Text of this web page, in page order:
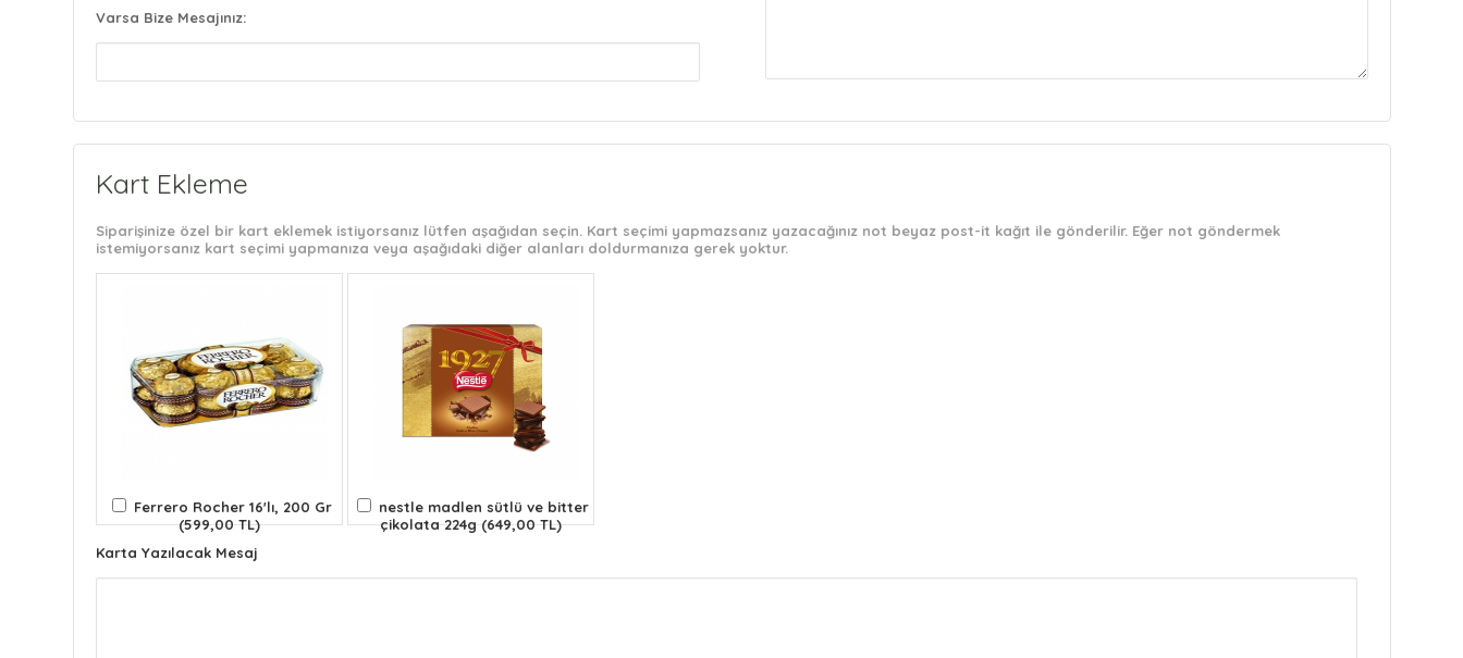
Varsa Bize Mesajınız:
Kart Ekleme
Siparişinize özel bir kart eklemek istiyorsanız lütfen aşağıdan seçin. Kart seçimi yapmazsanız yazacağınız not beyaz post-it kağıt ile gönderilir. Eğer not göndermek
istemiyorsanız kart seçimi yapmanıza veya aşağıdaki diğer alanları doldurmanıza gerek yoktur.
Ferrero Rocher 16'lı, 200 Gr
(599,00 TL)
nestle madlen sütlü ve bitter
çikolata 224g (649,00 TL)
Karta Yazılacak Mesaj